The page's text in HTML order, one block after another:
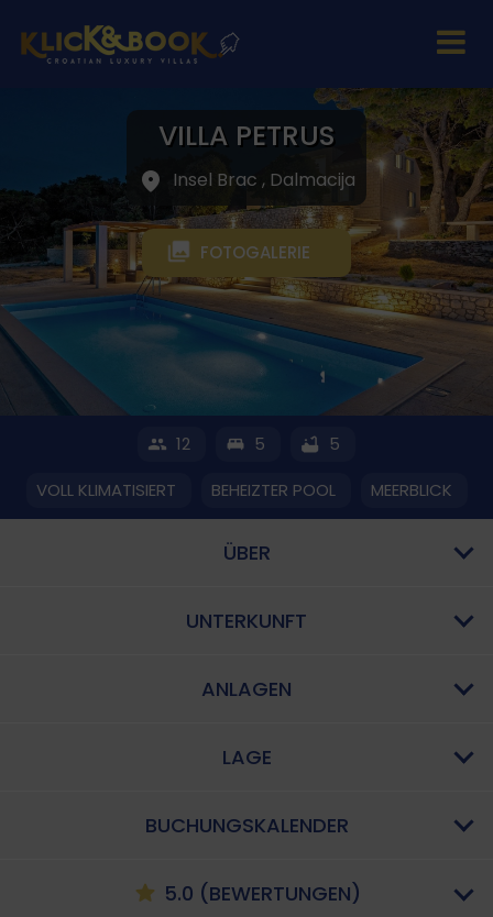
VILLA PETRUS
Insel Brac , Dalmacija
FOTOGALERIE
12 5
5
VOLL KLIMATISIERT
BEHEIZTER POOL MEERBLICK
ÜBER
UNTERKUNFT
ANLAGEN
LAGE
BUCHUNGSKALENDER
5.0 (BEWERTUNGEN)